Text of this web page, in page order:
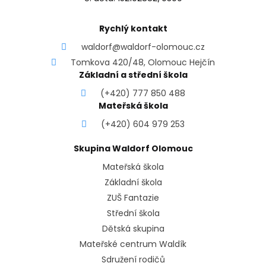
Rychlý kontakt
waldorf@waldorf-olomouc.cz
Tomkova 420/48, Olomouc Hejčín
Základní a střední škola
(+420) 777 850 488
Mateřská škola
(+420) 604 979 253
Skupina Waldorf Olomouc
Mateřská škola
Základní škola
ZUŠ Fantazie
Střední škola
Dětská skupina
Mateřské centrum Waldík
Sdružení rodičů